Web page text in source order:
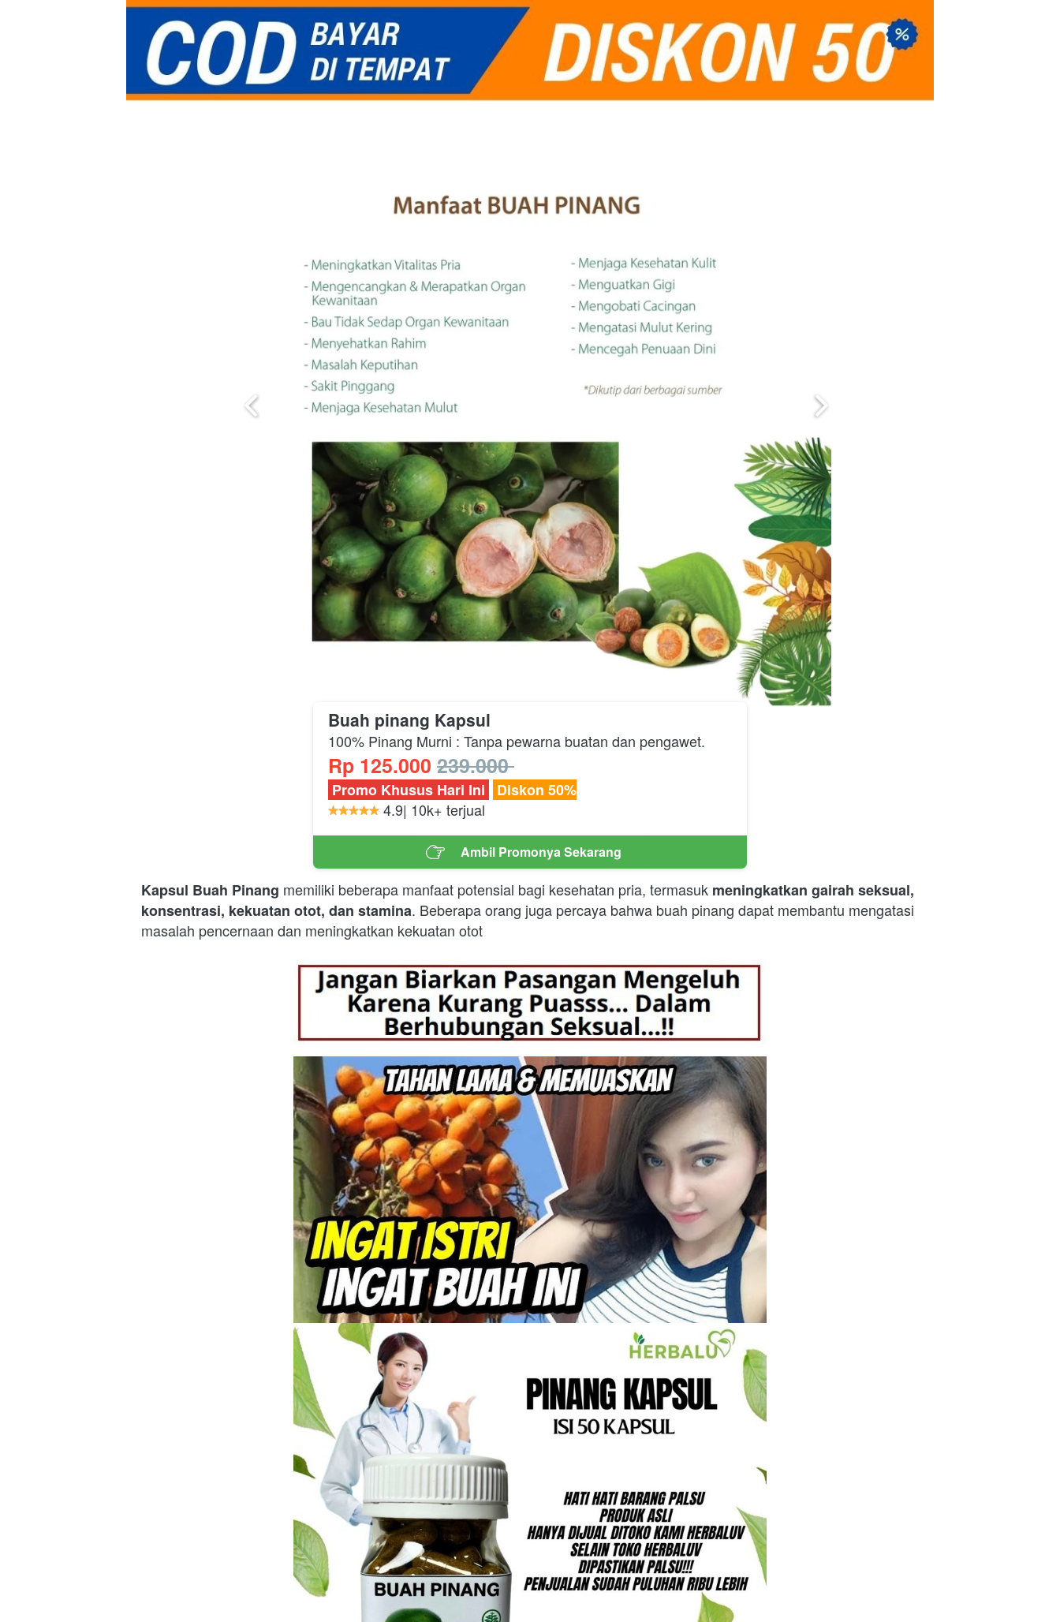
Buah pinang Kapsul
100% Pinang Murni : Tanpa pewarna buatan dan pengawet.
Rp 125.000 239.000
Promo Khusus Hari Ini
Diskon 50%
4.9| 10k+ terjual
` ‎ ‎ ‎ Ambil Promonya Sekarang ‎ ‎ ‎
Kapsul Buah Pinang memiliki beberapa manfaat potensial bagi kesehatan pria, termasuk meningkatkan gairah seksual,
konsentrasi, kekuatan otot, dan stamina. Beberapa orang juga percaya bahwa buah pinang dapat membantu mengatasi
masalah pencernaan dan meningkatkan kekuatan otot